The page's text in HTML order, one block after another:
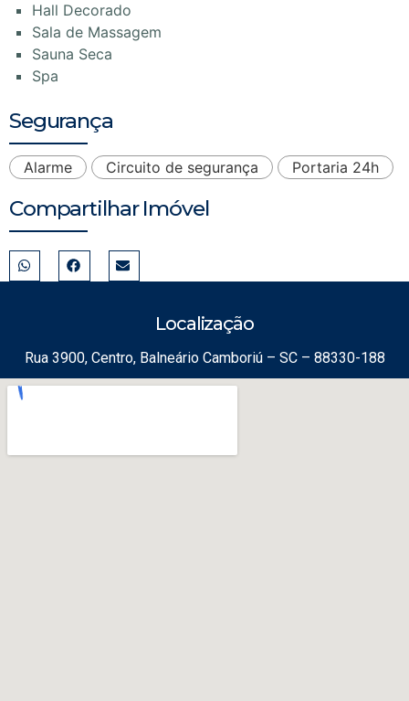
Hall Decorado
Sala de Massagem
Sauna Seca
Spa
Segurança
Alarme Circuito de segurança Portaria 24h
Compartilhar Imóvel
Localização
Rua 3900, Centro, Balneário Camboriú – SC – 88330-188